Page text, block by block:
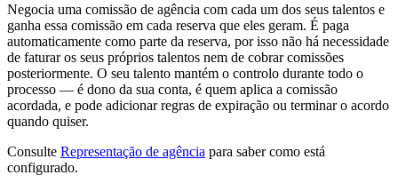
Negocia uma comissão de agência com cada um dos seus talentos e
ganha essa comissão em cada reserva que eles geram. É paga
automaticamente como parte da reserva, por isso não há necessidade
de faturar os seus próprios talentos nem de cobrar comissões
posteriormente. O seu talento mantém o controlo durante todo o
processo — é dono da sua conta, é quem aplica a comissão
acordada, e pode adicionar regras de expiração ou terminar o acordo
quando quiser.
Consulte Representação de agência para saber como está
configurado.